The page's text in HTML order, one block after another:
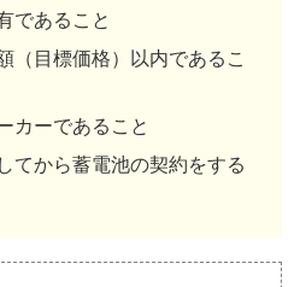
であること
（目標価格）以内であるこ
カーであること
てから蓄電池の契約をする